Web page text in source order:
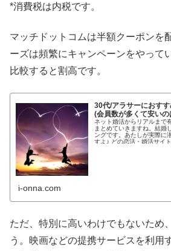
*消費税は内税です。
マッチドットコムは半額クーポンを
ーズは頻繁にキャンペーンをやって
比較すると割高です。
30代/アラサーにおす
(会員数が多くて安いの
ネット婚活からリアルまで
まとめていきますね。結婚
ングです。あたしが実際に
すよ♪ どの恋活・婚活サイトがいいのか違いもわかるよう
i-onna.com
ただ、特別に高いわけでもないため
う。映画などの提携サービスを利用